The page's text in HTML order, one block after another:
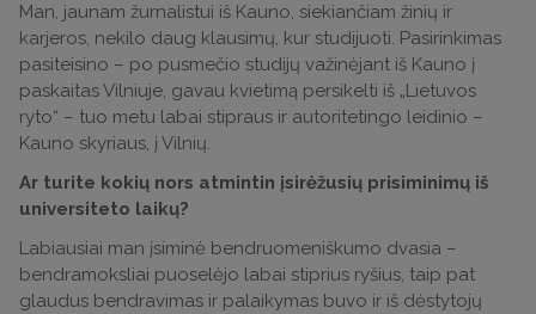
Man, jaunam žurnalistui iš Kauno, siekiančiam žinių ir
karjeros, nekilo daug klausimų, kur studijuoti. Pasirinkimas
pasiteisino – po pusmečio studijų važinėjant iš Kauno į
paskaitas Vilniuje, gavau kvietimą persikelti iš „Lietuvos
ryto“ – tuo metu labai stipraus ir autoritetingo leidinio –
Kauno skyriaus, į Vilnių.
Ar turite kokių nors atmintin įsirėžusių prisiminimų iš
universiteto laikų?
Labiausiai man įsiminė bendruomeniškumo dvasia –
bendramoksliai puoselėjo labai stiprius ryšius, taip pat
glaudus bendravimas ir palaikymas buvo ir iš dėstytojų